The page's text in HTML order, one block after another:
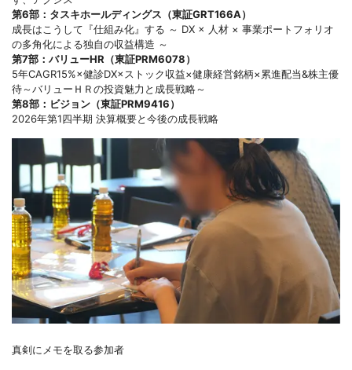
第6部：タスキホールディングス（東証GRT166A）
成長はこうして『仕組み化』する ～ DX × 人材 × 事業ポートフォリオ
の多角化による独自の収益構造 ～
第7部：バリューHR（東証PRM6078）
5年CAGR15%×健診DX×ストック収益×健康経営銘柄×累進配当&株主優
待～バリューＨＲの投資魅力と成長戦略～
第8部：ビジョン（東証PRM9416）
2026年第1四半期 決算概要と今後の成長戦略
真剣にメモを取る参加者